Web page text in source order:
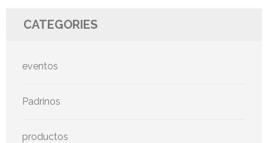
CATEGORIES
eventos
Padrinos
productos